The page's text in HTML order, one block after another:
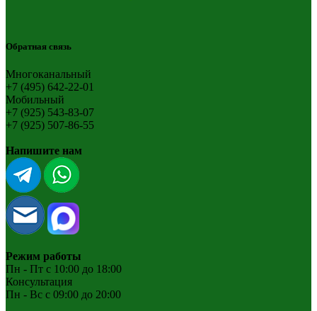
Обратная связь
Многоканальный
+7 (495) 642-22-01
Мобильный
+7 (925) 543-83-07
+7 (925) 507-86-55
Напишите нам
Режим работы
Пн - Пт с 10:00 до 18:00
Консультация
Пн - Вс с 09:00 до 20:00